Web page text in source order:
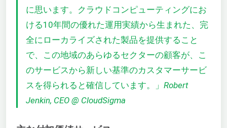
に思います。クラウドコンピューティングにお
ける10年間の優れた運用実績から生まれた、完
全にローカライズされた製品を提供すること
で、この地域のあらゆるセクターの顧客が、こ
のサービスから新しい基準のカスタマーサービ
スを得られると確信しています。」 Robert
Jenkin, CEO @ CloudSigma